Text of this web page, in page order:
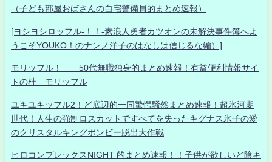
（子ども部屋おばさんの自宅警備員的まとめ速報）
[ヨシヨシロッフル-！！-素浪人勇者カツオンの未解決事件簿へよ
うこそYOUKO！のナンノ洋子のはなしは信じるな編）]
モリッフル！ 50代無職独身的まとめ速報！有益便利情報サイ
トの杜 モリッフル
ユキユキッフル2！ど底辺的一同驚愕騒然まとめ速報！超氷河期
世代！人生の強制ロスカットですべてを失ったキグナス氷子の愛
のクリスタルキングボンビー脱出大作戦
ヒロコンプレックスNIGHT 的まとめ速報！！子供が欲しいど陰キ